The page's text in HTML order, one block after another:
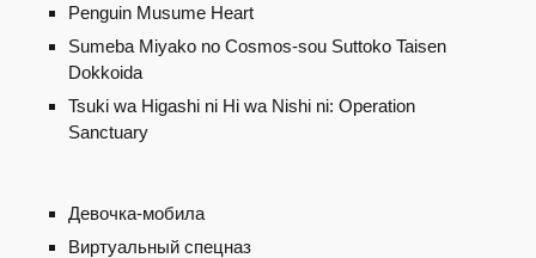
Penguin Musume Heart
Sumeba Miyako no Cosmos-sou Suttoko Taisen
Dokkoida
Tsuki wa Higashi ni Hi wa Nishi ni: Operation
Sanctuary
Девочка-мобила
Виртуальный спецназ